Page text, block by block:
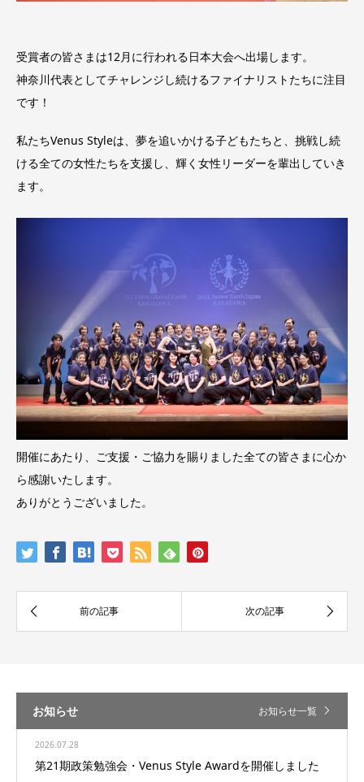
受賞者の皆さまは12月に行われる日本大会へ出場します。
神奈川代表としてチャレンジし続けるファイナリストたちに注目
です！
私たちVenus Styleは、夢を追いかける子どもたちと、挑戦し続
ける全ての女性たちを支援し、輝く女性リーダーを輩出していき
ます。
開催にあたり、ご支援・ご協力を賜りました全ての皆さまに心か
ら感謝いたします。
ありがとうございました。
お知らせ お知らせ一覧
2026.07.28
第21期政策勉強会・Venus Style Awardを開催しました